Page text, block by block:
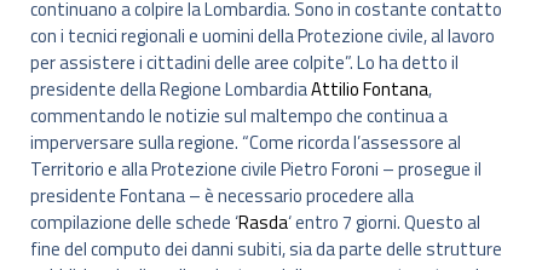
continuano a colpire la Lombardia. Sono in costante contatto
con i tecnici regionali e uomini della Protezione civile, al lavoro
per assistere i cittadini delle aree colpite”. Lo ha detto il
presidente della Regione LombardiaAttilio Fontana,
commentando le notizie sul maltempo che continua a
imperversare sulla regione. “Come ricorda l’assessore al
Territorio e alla Protezione civile Pietro Foroni – prosegue il
presidente Fontana – è necessario procedere alla
compilazione delle schede ‘Rasda‘ entro 7 giorni. Questo al
fine del computo dei danni subiti, sia da parte delle strutture